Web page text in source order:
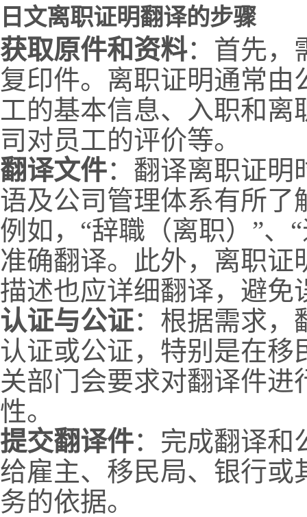
日文离职证明翻译的步骤
获取原件和资料：首先，
复印件。离职证明通常
工的基本信息、入职和
司对员工的评价等。
翻译文件：翻译离职证
语及公司管理体系有所了
例如，“辞職（离职）”、
准确翻译。此外，离职
描述也应详细翻译，避免
认证与公证：根据需求，
认证或公证，特别是在移
关部门会要求对翻译件
性。
提交翻译件：完成翻译和
给雇主、移民局、银行或
务的依据。